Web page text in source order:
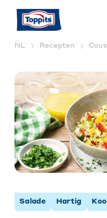
NL Recepten
Salade Hartig